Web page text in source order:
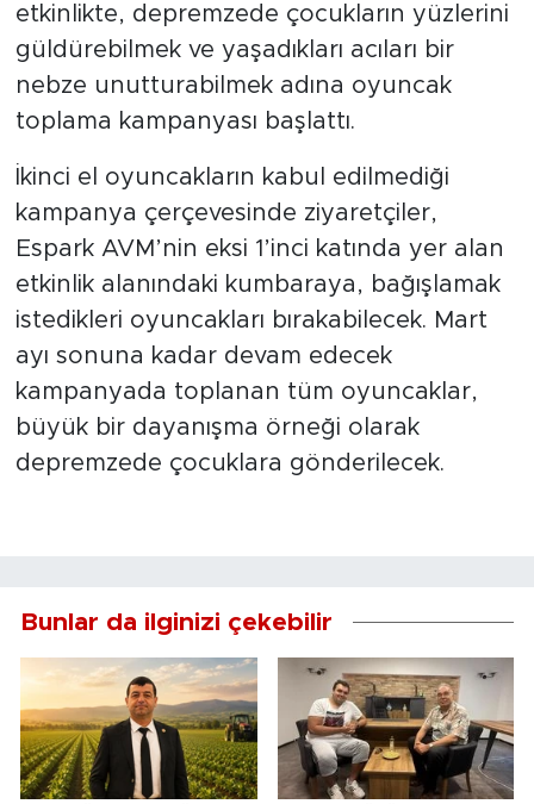
etkinlikte, depremzede çocukların yüzlerini
güldürebilmek ve yaşadıkları acıları bir
nebze unutturabilmek adına oyuncak
toplama kampanyası başlattı.
İkinci el oyuncakların kabul edilmediği
kampanya çerçevesinde ziyaretçiler,
Espark AVM’nin eksi 1’inci katında yer alan
etkinlik alanındaki kumbaraya, bağışlamak
istedikleri oyuncakları bırakabilecek. Mart
ayı sonuna kadar devam edecek
kampanyada toplanan tüm oyuncaklar,
büyük bir dayanışma örneği olarak
depremzede çocuklara gönderilecek.
Bunlar da ilginizi çekebilir